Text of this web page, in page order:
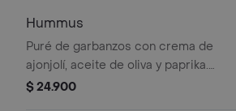
Hummus
Puré de garbanzos con crema de
ajonjolí, aceite de oliva y paprika.
Acompañado con pan pita 200gr
$ 24.900